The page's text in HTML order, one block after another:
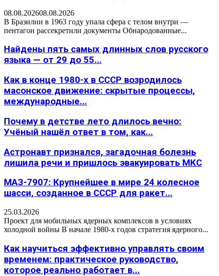
08.08.202608.08.2026
В Бразилии в 1963 году упала сфера с телом внутри —
пентагон рассекретили документы Обнародованные...
Найдены пять самых длинных слов русского
языка — от 29 до 55...
Как в конце 1980-х в СССР возродилось
масонское движение: скрытые процессы,
международные...
Почему в детстве лето длилось вечно:
Учёный нашёл ответ в том, как...
Астронавт признался, загадочная болезнь
лишила речи и пришлось эвакуировать МКС
МАЗ-7907: Крупнейшее в мире 24 колесное
шасси, созданное в СССР для ракет...
25.03.2026
Проект для мобильных ядерных комплексов в условиях
холодной войны В начале 1980-х годов стратегия ядерного...
Как научиться эффективно управлять своим
временем: практическое руководство,
которое реально работает в...